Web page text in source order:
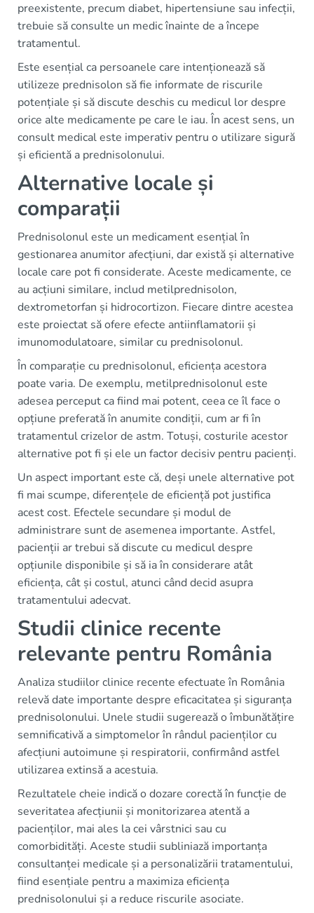
preexistente, precum diabet, hipertensiune sau infecții,
trebuie să consulte un medic înainte de a începe
tratamentul.
Este esențial ca persoanele care intenționează să
utilizeze prednisolon să fie informate de riscurile
potențiale și să discute deschis cu medicul lor despre
orice alte medicamente pe care le iau. În acest sens, un
consult medical este imperativ pentru o utilizare sigură
și eficientă a prednisolonului.
Alternative locale și
comparații
Prednisolonul este un medicament esențial în
gestionarea anumitor afecțiuni, dar există și alternative
locale care pot fi considerate. Aceste medicamente, ce
au acțiuni similare, includ metilprednisolon,
dextrometorfan și hidrocortizon. Fiecare dintre acestea
este proiectat să ofere efecte antiinflamatorii și
imunomodulatoare, similar cu prednisolonul.
În comparație cu prednisolonul, eficiența acestora
poate varia. De exemplu, metilprednisolonul este
adesea perceput ca fiind mai potent, ceea ce îl face o
opțiune preferată în anumite condiții, cum ar fi în
tratamentul crizelor de astm. Totuși, costurile acestor
alternative pot fi și ele un factor decisiv pentru pacienți.
Un aspect important este că, deși unele alternative pot
fi mai scumpe, diferențele de eficiență pot justifica
acest cost. Efectele secundare și modul de
administrare sunt de asemenea importante. Astfel,
pacienții ar trebui să discute cu medicul despre
opțiunile disponibile și să ia în considerare atât
eficiența, cât și costul, atunci când decid asupra
tratamentului adecvat.
Studii clinice recente
relevante pentru România
Analiza studiilor clinice recente efectuate în România
relevă date importante despre eficacitatea și siguranța
prednisolonului. Unele studii sugerează o îmbunătățire
semnificativă a simptomelor în rândul pacienților cu
afecțiuni autoimune și respiratorii, confirmând astfel
utilizarea extinsă a acestuia.
Rezultatele cheie indică o dozare corectă în funcție de
severitatea afecțiunii și monitorizarea atentă a
pacienților, mai ales la cei vârstnici sau cu
comorbidități. Aceste studii subliniază importanța
consultanței medicale și a personalizării tratamentului,
fiind esențiale pentru a maximiza eficiența
prednisolonului și a reduce riscurile asociate.